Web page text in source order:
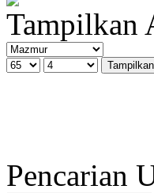
Tampilkan
Pencarian